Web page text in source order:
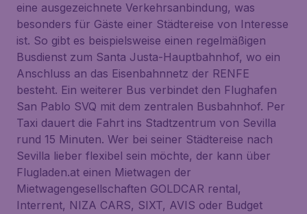
eine ausgezeichnete Verkehrsanbindung, was
besonders für Gäste einer Städtereise von Interesse
ist. So gibt es beispielsweise einen regelmäßigen
Busdienst zum Santa Justa-Hauptbahnhof, wo ein
Anschluss an das Eisenbahnnetz der RENFE
besteht. Ein weiterer Bus verbindet den Flughafen
San Pablo SVQ mit dem zentralen Busbahnhof. Per
Taxi dauert die Fahrt ins Stadtzentrum von Sevilla
rund 15 Minuten. Wer bei seiner Städtereise nach
Sevilla lieber flexibel sein möchte, der kann über
Flugladen.at einen Mietwagen der
Mietwagengesellschaften GOLDCAR rental,
Interrent, NIZA CARS, SIXT, AVIS oder Budget